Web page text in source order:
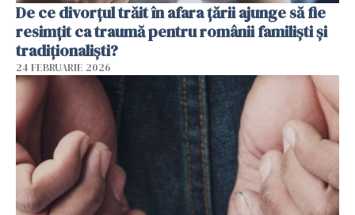
De ce divorțul trăit în afara țării ajunge să fie
resimțit ca traumă pentru românii familiști și
tradiționaliști?
24 FEBRUARIE 2026